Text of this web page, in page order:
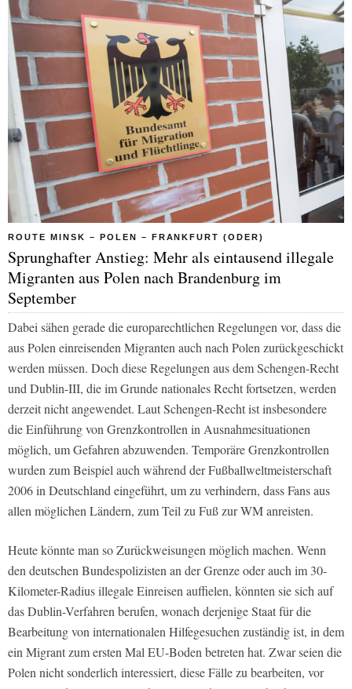
ROUTE MINSK – POLEN – FRANKFURT (ODER)
Sprunghafter Anstieg: Mehr als eintausend illegale
Migranten aus Polen nach Brandenburg im
September
Dabei sähen gerade die europarechtlichen Regelungen vor, dass die
aus Polen einreisenden Migranten auch nach Polen zurückgeschickt
werden müssen. Doch diese Regelungen aus dem Schengen-Recht
und Dublin-III, die im Grunde nationales Recht fortsetzen, werden
derzeit nicht angewendet. Laut Schengen-Recht ist insbesondere
die Einführung von Grenzkontrollen in Ausnahmesituationen
möglich, um Gefahren abzuwenden. Temporäre Grenzkontrollen
wurden zum Beispiel auch während der Fußballweltmeisterschaft
2006 in Deutschland eingeführt, um zu verhindern, dass Fans aus
allen möglichen Ländern, zum Teil zu Fuß zur WM anreisten.
Heute könnte man so Zurückweisungen möglich machen. Wenn
den deutschen Bundespolizisten an der Grenze oder auch im 30-
Kilometer-Radius illegale Einreisen auffielen, könnten sie sich auf
das Dublin-Verfahren berufen, wonach derjenige Staat für die
Bearbeitung von internationalen Hilfegesuchen zuständig ist, in dem
ein Migrant zum ersten Mal EU-Boden betreten hat. Zwar seien die
Polen nicht sonderlich interessiert, diese Fälle zu bearbeiten, vor